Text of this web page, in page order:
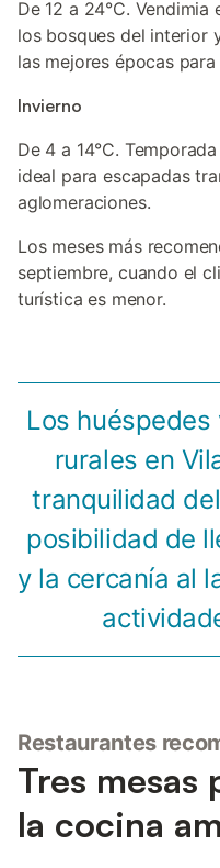
De 12 a 24°C. Vendimia
los bosques del interior
las mejores épocas
Invierno
De 4 a 14°C.
ideal para escapadas
aglomeraciones.
Los meses más
septiembre, cuando el
turística es menor.
Los
rurales en
tranquilidad
posibilidad de
y la cercanía al
Restaurantes
Tres mesas
la cocina